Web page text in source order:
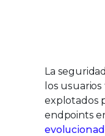
La
los
explotados
endpoints